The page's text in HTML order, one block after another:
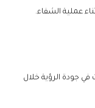
عملية الشفاء.
جودة الرؤية خلال